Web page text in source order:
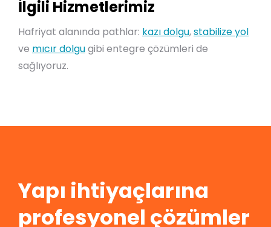
İlgili Hizmetlerimiz
Hafriyat alanında pathlar: kazı dolgu,stabilize yol
ve mıcır dolgugibi entegre çözümleri de
sağlıyoruz.
Yapı ihtiyaçlarına
profesyonel çözümler